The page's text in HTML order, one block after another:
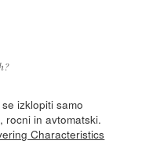
izklopiti samo
rocni in avtomatski.
Characteristics